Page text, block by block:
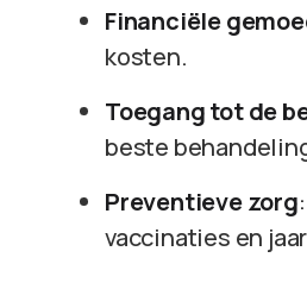
Financiële
kosten.
Toegang tot de
beste
Preventieve zorg
vaccinaties en